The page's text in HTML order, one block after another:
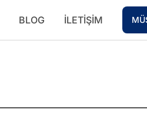
BLOG İLETIŞIM